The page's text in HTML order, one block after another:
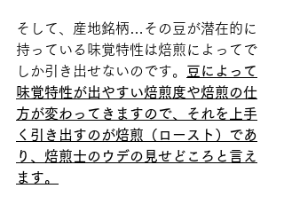
そして、産地銘柄…その豆が潜在的に
持っている味覚特性は焙煎によってで
しか引き出せないのです。 豆によって
味覚特性が出やすい焙煎度や焙煎の仕
方が変わってきますので、それを上手
く引き出すのが焙煎（ロースト）であ
り、焙煎士のウデの見せどころと言え
ます。